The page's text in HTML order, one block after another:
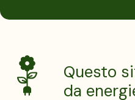
Questo
da